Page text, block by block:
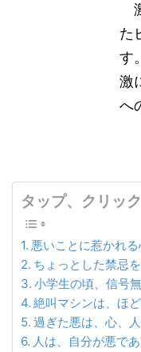
た
す
激
へ
タップ、クリッ
悪いことに惹かれる
ちょっとした禁忌
小学生の頃、信号
絶叫マシンは、ほ
過ぎた悪は、心、
人は、自分が悪で